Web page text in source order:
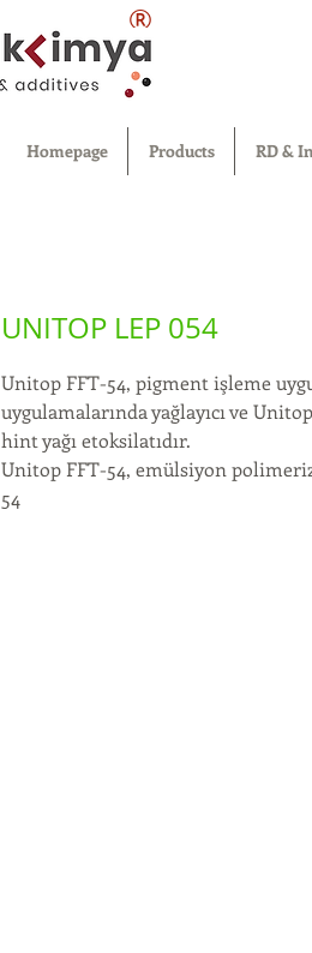
®
Homepage Products RD &
UNITOP LEP 054
Unitop FFT-54, pigment işleme
uygulamalarında yağlayıcı ve
hint yağı etoksilatıdır.
Unitop FFT-54, emülsiyon
54